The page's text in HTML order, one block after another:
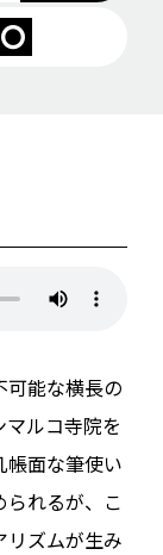
可能な横長の
ルコ寺院を
帳面な筆使い
られるが、こ
リズムが生み